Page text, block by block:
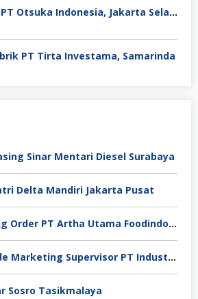
Satpam PT Otsuka Indonesia, Jakarta Selatan
PT Tirta Investama, Samarinda
Sinar Mentari Diesel Surabaya
Delta Mandiri Jakarta Pusat
Sales Taking Order PT Artha Utama Foodindo Tangerang
Export Trade Marketing Supervisor PT Industri Jamu Dan Farmasi Sido Muncul Tbk, Jakarta
Sosro Tasikmalaya